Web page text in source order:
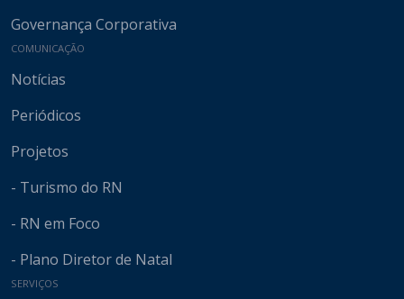
Governança Corporativa
COMUNICAÇÃO
Notícias
Periódicos
Projetos
- Turismo do RN
- RN em Foco
- Plano Diretor de Natal
SERVIÇOS